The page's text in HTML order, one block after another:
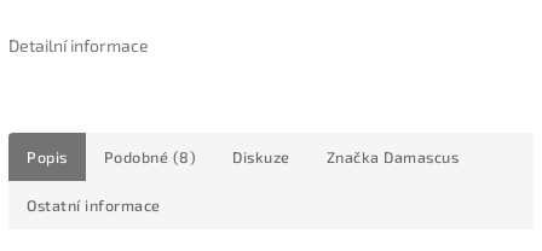
Detailní informace
Popis Podobné (8) Diskuze Značka Damascus
Ostatní informace